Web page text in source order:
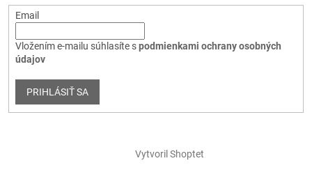
Email
Vložením e-mailu súhlasíte spodmienkami ochrany osobných
údajov
PRIHLÁSIŤ SA
Vytvoril Shoptet